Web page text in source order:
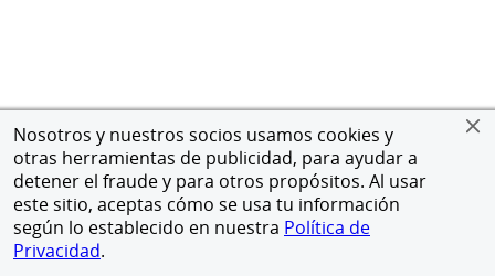
Nosotros y nuestros socios usamos cookies y
otras herramientas de publicidad, para ayudar a
detener el fraude y para otros propósitos. Al usar
este sitio, aceptas cómo se usa tu información
según lo establecido en nuestra Política de
Privacidad.